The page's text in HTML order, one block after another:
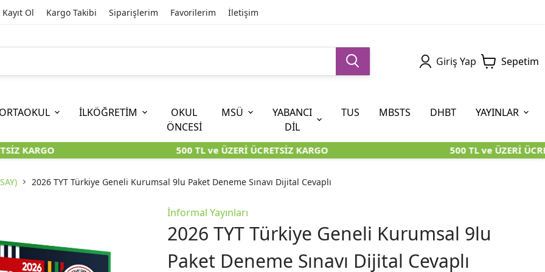
Kayıt Ol Kargo Takibi Siparişlerim Favorilerim İletişim
Giriş Yap Sepetim
11. SINIF
KARA KUTU KİTAPLARI
TYT
KARA KUTU KİTAPLARI
AYT
EĞİTİM BİLİMLERİ
KARA KUTU KİTAPLARI
LİSANS
KARA KUTU KİTAPLARI
ÖABT
ORTAOKUL
6. SINIF (İOKBS)
KARA KUTU KİTAPLARI
5. SINIF (İOKBS)
İLKÖĞRETİM
OKUL
ÖNCESİ
MSÜ
YABANCI
DİL
TUS MBSTS DHBT YAYINLAR
KARGO 500 TL ve ÜZERİ ÜCRETSİZ KARGO 500 TL ve ÜZERİ
2026 TYT Türkiye Geneli Kurumsal 9lu Paket Deneme Sınavı Dijital Cevaplı
İnformal Yayınları
2026 TYT Türkiye Geneli Kurumsal 9lu
Paket Deneme Sınavı Dijital Cevaplı